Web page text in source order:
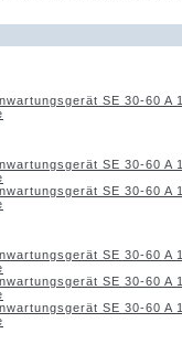
SE 30-60 A
SE 30-60 A
SE 30-60 A
SE 30-60 A
SE 30-60 A
SE 30-60 A